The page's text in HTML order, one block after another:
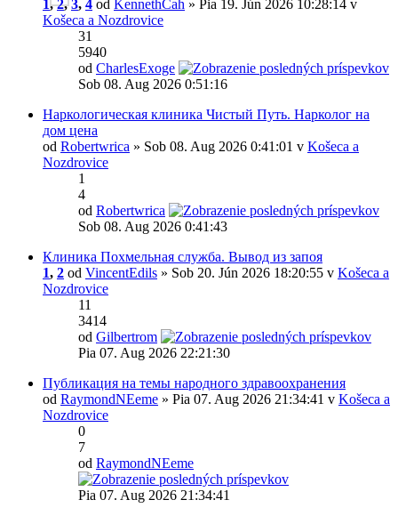
1,2,3, 4 od KennethCah » Pia 19. Jún 2026 10:28:14 v
Košeca a Nozdrovice
31
5940
od CharlesExoge
Sob 08. Aug 2026 0:51:16
Наркологическая клиника Чистый Путь. Нарколог на
дом цена
od Robertwrica » Sob 08. Aug 2026 0:41:01 v Košeca a
Nozdrovice
1
4
od Robertwrica
Sob 08. Aug 2026 0:41:43
Клиника Похмельная служба. Вывод из запоя
1, 2 od VincentEdils » Sob 20. Jún 2026 18:20:55 v Košeca a
Nozdrovice
11
3414
od Gilbertrom
Pia 07. Aug 2026 22:21:30
Публикация на темы народного здравоохранения
od RaymondNEeme » Pia 07. Aug 2026 21:34:41 v Košeca a
Nozdrovice
0
7
od RaymondNEeme
Pia 07. Aug 2026 21:34:41